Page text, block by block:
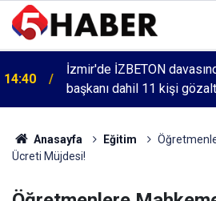
14:40
İzmir'de İZBETON
başkanı dahil 11 kişi
Anasayfa Eğitim
Ücreti Müjdesi!